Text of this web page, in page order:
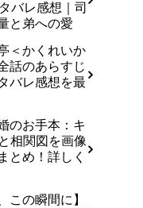
バレ感想｜司
と弟への愛
＜かくれいか
話のあらすじ
バレ感想を最
のお手本：キ
相関図を画像
とめ！詳しく
この瞬間に】